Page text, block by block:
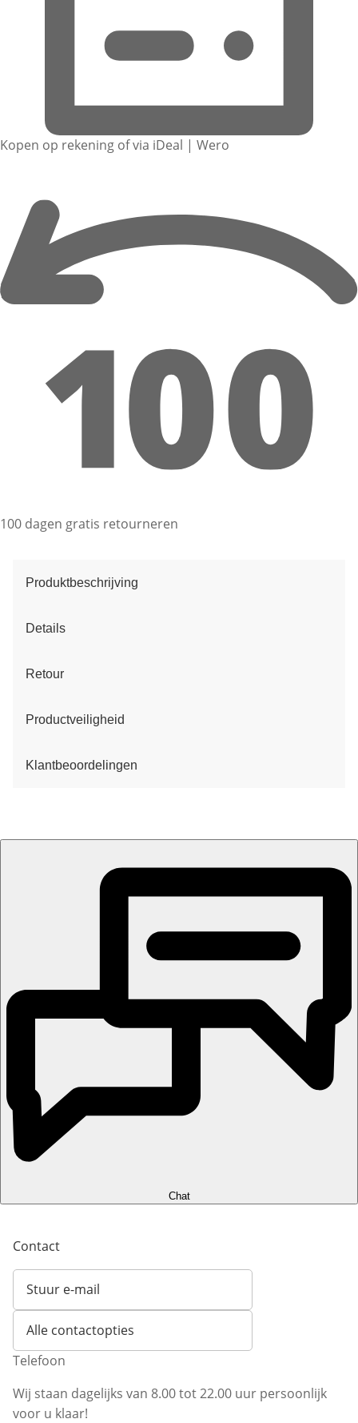
Kopen op rekening of via iDeal | Wero
100 dagen gratis retourneren
Produktbeschrijving
Details
Retour
Productveiligheid
Klantbeoordelingen
Chat
Contact
Stuur e-mail
Opent e-mailclient
Alle contactopties
Telefoon
Wij staan dagelijks van 8.00 tot 22.00 uur persoonlijk
voor u klaar!